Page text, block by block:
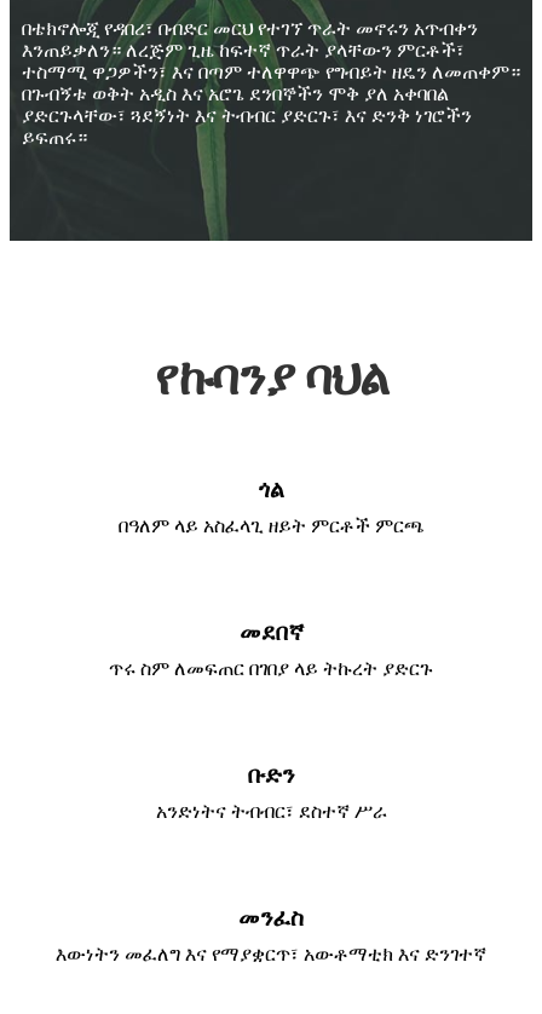
በቴክኖሎጂ የዳበረ፣ በብድር መርህ የተገኘ ጥራት መኖሩን አጥብቀን
እንጠይቃለን። ለረጅም ጊዜ ከፍተኛ ጥራት ያላቸውን ምርቶች፣
ተስማሚ ዋጋዎችን፣ እና በጣም ተለዋዋጭ የግብይት ዘዴን ለመጠቀም።
በጉብኝቱ ወቅት አዲስ እና አሮጌ ደንበኞችን ሞቅ ያለ አቀባበል
ያድርጉላቸው፣ ጓደኝነት እና ትብብር ያድርጉ፣ እና ድንቅ ነገሮችን
ይፍጠሩ።
የኩባንያ ባህል
ጎል
በዓለም ላይ አስፈላጊ ዘይት ምርቶች ምርጫ
መደበኛ
ጥሩ ስም ለመፍጠር በገበያ ላይ ትኩረት ያድርጉ
ቡድን
አንድነትና ትብብር፣ ደስተኛ ሥራ
መንፈስ
እውነትን መፈለግ እና የማያቋርጥ፣ አውቶማቲክ እና ድንገተኛ